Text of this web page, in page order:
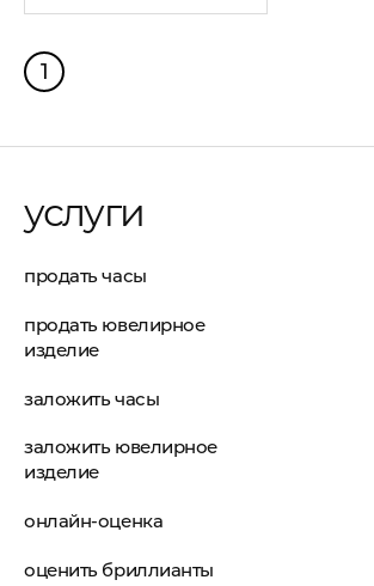
1
услуги
продать часы
продать ювелирное
изделие
заложить часы
заложить ювелирное
изделие
онлайн-оценка
оценить бриллианты